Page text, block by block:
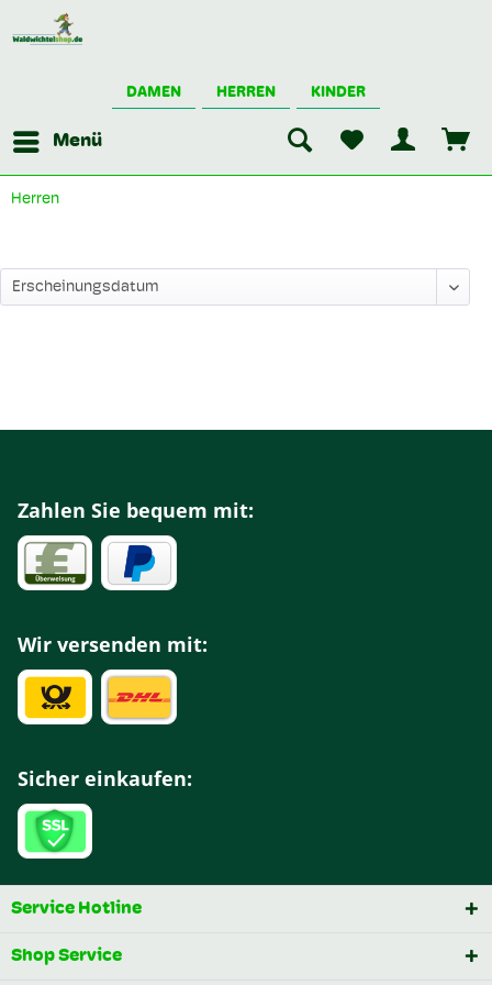
DAMEN HERREN KINDER
Menü
Herren
Zahlen Sie bequem mit:
Wir versenden mit:
Sicher einkaufen:
Service Hotline
Shop Service